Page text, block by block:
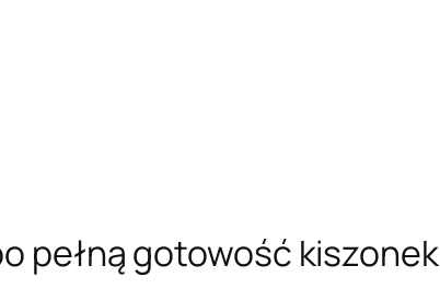
pełną gotowość kiszonek